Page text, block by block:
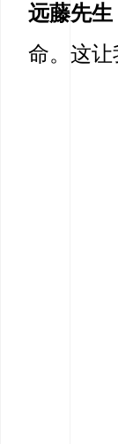
远藤先生
命。这让